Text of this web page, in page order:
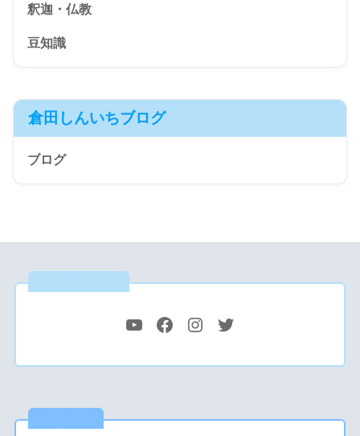
釈迦・仏教
豆知識
倉田しんいちブログ
ブログ